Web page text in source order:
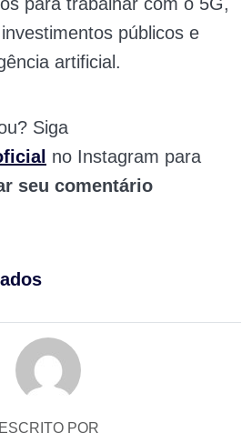
públicos e
artificial.
Siga
no Instagram para
seu comentário
ESCRITO POR